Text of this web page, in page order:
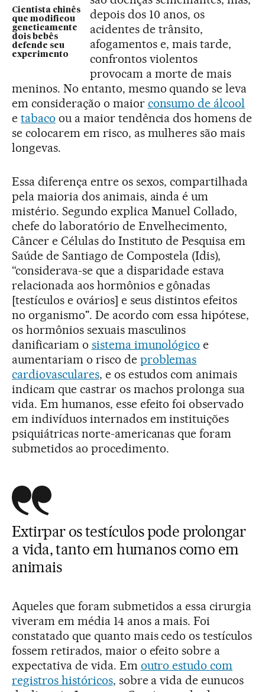
Cientista chinês
que modificou
geneticamente
dois bebês
defende seu
experimento
depois dos 10 anos, os
acidentes de trânsito,
afogamentos e, mais tarde,
confrontos violentos
provocam a morte de mais
meninos. No entanto, mesmo quando se leva
em consideração o maior consumo de álcool
e tabaco ou a maior tendência dos homens de
se colocarem em risco, as mulheres são mais
longevas.
Essa diferença entre os sexos, compartilhada
pela maioria dos animais, ainda é um
mistério. Segundo explica Manuel Collado,
chefe do laboratório de Envelhecimento,
Câncer e Células do Instituto de Pesquisa em
Saúde de Santiago de Compostela (Idis),
“considerava-se que a disparidade estava
relacionada aos hormônios e gônadas
[testículos e ovários] e seus distintos efeitos
no organismo". De acordo com essa hipótese,
os hormônios sexuais masculinos
danificariam o sistema imunológico e
aumentariam o risco de problemas
cardiovasculares, e os estudos com animais
indicam que castrar os machos prolonga sua
vida. Em humanos, esse efeito foi observado
em indivíduos internados em instituições
psiquiátricas norte-americanas que foram
submetidos ao procedimento.
Extirpar os testículos pode prolongar
a vida, tanto em humanos como em
animais
Aqueles que foram submetidos a essa cirurgia
viveram em média 14 anos a mais. Foi
constatado que quanto mais cedo os testículos
fossem retirados, maior o efeito sobre a
expectativa de vida. Em outro estudo com
registros históricos, sobre a vida de eunucos